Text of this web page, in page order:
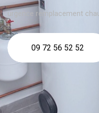
urgence remplacement
09 72 56 52 52